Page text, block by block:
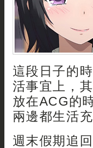
這段日子的
活事宜上，
放在ACG的
兩邊都生活
週末假期追